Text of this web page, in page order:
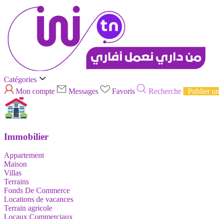
Catégories
Mon compte
Messages Favoris Recherche Publier
Immobilier
Appartement
Maison
Villas
Terrains
Fonds De Commerce
Locations de vacances
Terrain agricole
Locaux Commerciaux